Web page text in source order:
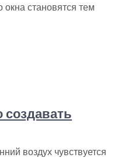
становятся тем
создавать
воздух чувствуется